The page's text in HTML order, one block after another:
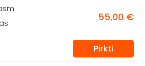
55,00 €
Pirkti